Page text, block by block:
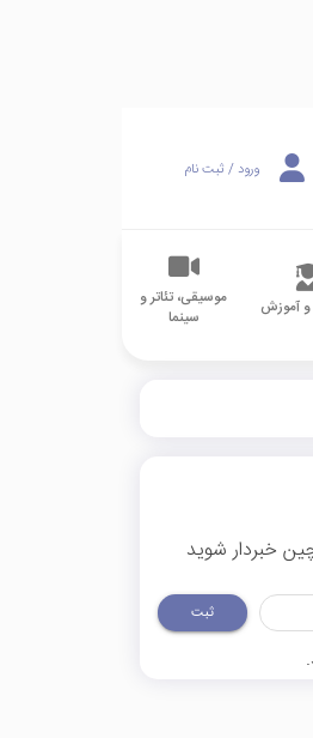
ورود / ثبت نام
و آموزش
موسیقی، تئاتر و
سینما
خبردار شوید
ثبت